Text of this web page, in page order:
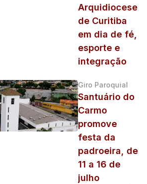
Arquidiocese
de Curitiba
em dia de fé,
esporte e
integração
Giro Paroquial
Santuário do
Carmo
promove
festa da
padroeira, de
11 a 16 de
julho